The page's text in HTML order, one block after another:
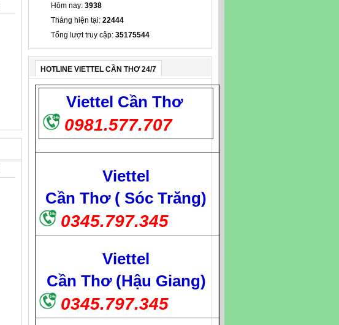
Hôm nay: 3938
Tháng hiện tại: 22444
Tổng lượt truy cập: 35175544
HOTLINE VIETTEL CẦN THƠ 24/7
Viettel Cần Thơ
0981.577.707
Viettel
Cần Thơ ( Sóc Trăng)
0345.797.345
Viettel
Cần Thơ (Hậu Giang)
0345.797.345